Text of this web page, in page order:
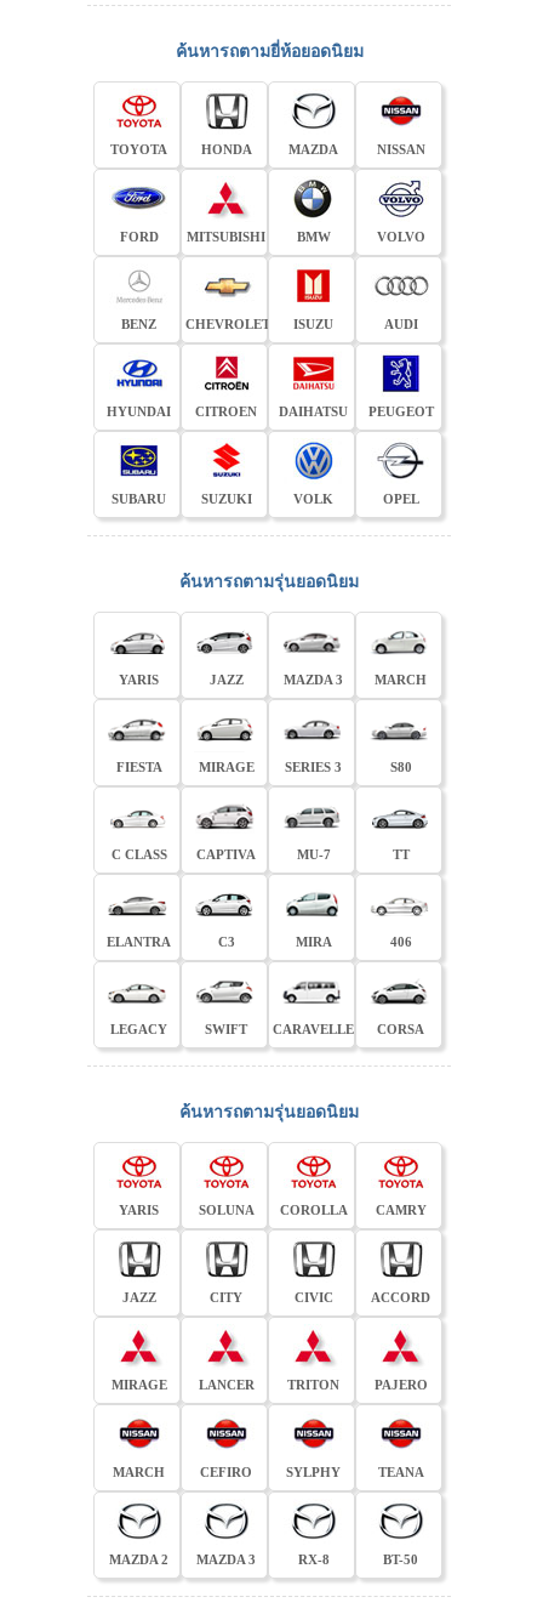
ค้นหารถตามยี่ห้อยอดนิยม
TOYOTA HONDA MAZDA NISSAN
FORD MITSUBISHI BMW VOLVO
BENZ CHEVROLET ISUZU AUDI
HYUNDAI CITROEN DAIHATSU PEUGEOT
SUBARU SUZUKI VOLK OPEL
ค้นหารถตามรุ่นยอดนิยม
YARIS JAZZ MAZDA 3 MARCH
FIESTA MIRAGE SERIES 3 S80
C CLASS CAPTIVA MU-7 TT
ELANTRA C3 MIRA 406
LEGACY SWIFT CARAVELLE CORSA
ค้นหารถตามรุ่นยอดนิยม
YARIS SOLUNA COROLLA CAMRY
JAZZ CITY CIVIC ACCORD
MIRAGE LANCER TRITON PAJERO
MARCH CEFIRO SYLPHY TEANA
MAZDA 2 MAZDA 3 RX-8 BT-50